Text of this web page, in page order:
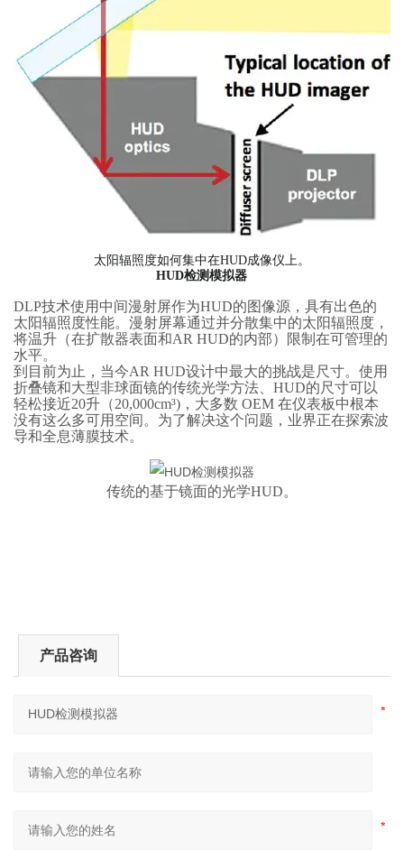
太阳辐照度如何集中在HUD成像仪上。
HUD检测模拟器
DLP技术使用中间漫射屏作为HUD的图像源，具有出色的
太阳辐照度性能。漫射屏幕通过并分散集中的太阳辐照度，
将温升（在扩散器表面和AR HUD的内部）限制在可管理的
水平。
到目前为止，当今AR HUD设计中最大的挑战是尺寸。使用
折叠镜和大型非球面镜的传统光学方法、HUD的尺寸可以
轻松接近20升（20,000cm³)，大多数 OEM 在仪表板中根本
没有这么多可用空间。为了解决这个问题，业界正在探索波
导和全息薄膜技术。
传统的基于镜面的光学HUD。
产品咨询